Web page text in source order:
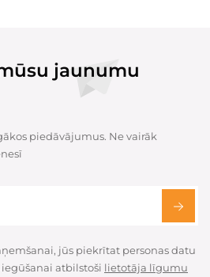
jaunumu
piedāvājumus. Ne vairāk
jūs piekrītat personas datu
atbilstoši lietotāja līgumu